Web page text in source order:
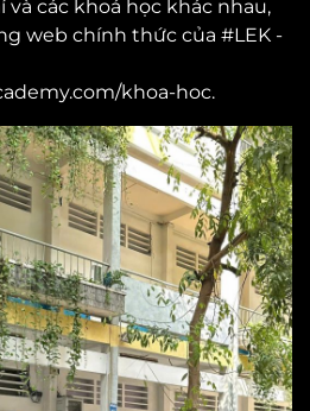
các khoá học khác nhau,
web chính thức của #LEK -
khoa-hoc.